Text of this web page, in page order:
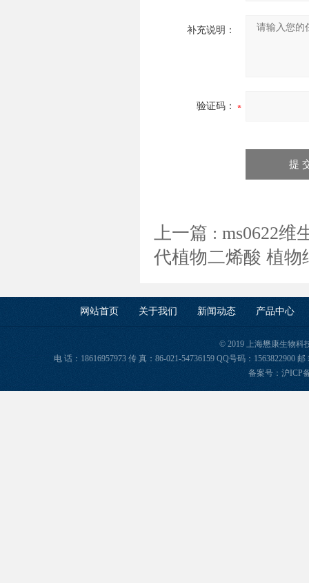
补充说明：
验证码：
上一篇 : ms0622维
代植物二烯酸 植物
网站首页 关于我们 新闻动态 产品中心
© 2019 上海懋康生物科
电 话：18616957973 传 真：86-021-54736159 QQ号码：1563822900
备案号： 沪ICP